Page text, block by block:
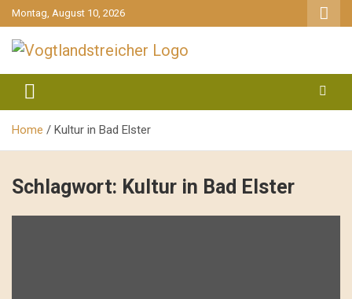
gehe
zum
Inhalt
Montag, August 10, 2026
Vogtlandstreicher
Home Kultur in Bad Elster
Schlagwort: Kultur in Bad Elster